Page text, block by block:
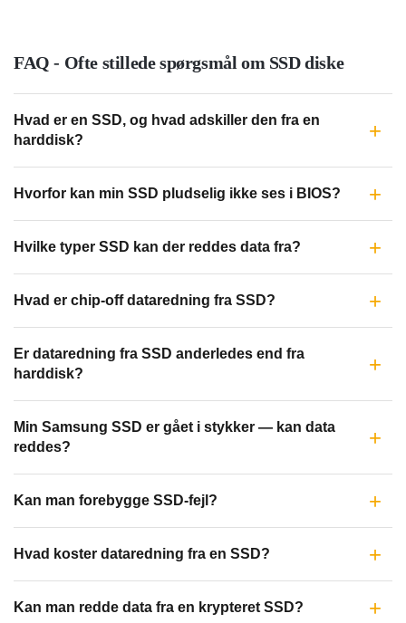
FAQ - Ofte stillede spørgsmål om SSD diske
Hvad er en SSD, og hvad adskiller den fra en
harddisk?
Hvorfor kan min SSD pludselig ikke ses i BIOS?
Hvilke typer SSD kan der reddes data fra?
Hvad er chip-off dataredning fra SSD?
Er dataredning fra SSD anderledes end fra
harddisk?
Min Samsung SSD er gået i stykker — kan data
reddes?
Kan man forebygge SSD-fejl?
Hvad koster dataredning fra en SSD?
Kan man redde data fra en krypteret SSD?